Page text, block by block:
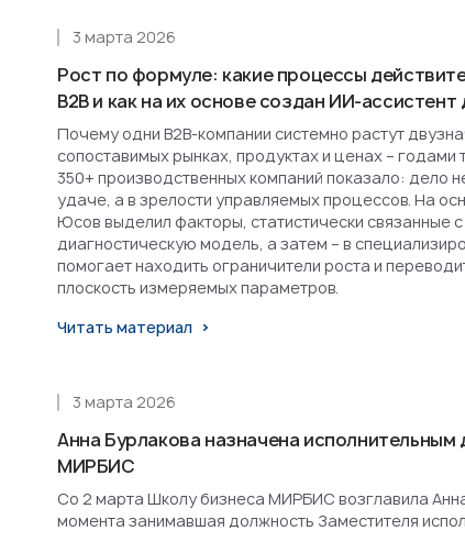
Рост по формуле: какие процессы
B2B и как на их основе создан ИИ-
3 марта 2026
Почему одни B2B-компании системно растут
сопоставимых рынках, продуктах и ценах –
350+ производственных компаний показало: дело
удаче, а в зрелости управляемых процессов. На
Юсов выделил факторы, статистически связанные
диагностическую модель, а затем – в
помогает находить ограничители роста и
плоскость измеряемых параметров.
Читать материал
Анна Бурлакова назначена
МИРБИС
3 марта 2026
Со 2 марта Школу бизнеса МИРБИС возглавила
момента занимавшая должность Заместителя